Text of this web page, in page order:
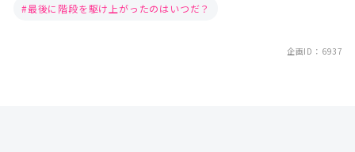
最後に階段を駆け上がったのはいつだ？
企画ID：6937